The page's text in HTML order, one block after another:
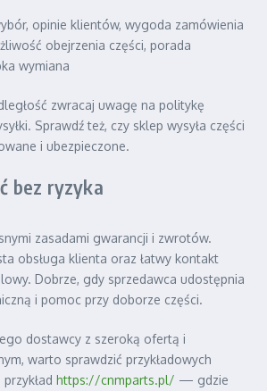
opinie klientów, wygoda zamówienia
obejrzenia części, porada
wymiana
zwracaj uwagę na politykę
Sprawdź też, czy sklep wysyła części
i ubezpieczone.
bez ryzyka
zasadami gwarancji i zwrotów.
obsługa klienta oraz łatwy kontakt
Dobrze, gdy sprzedawca udostępnia
i pomoc przy doborze części.
dostawcy z szeroką ofertą i
warto sprawdzić przykładowych
https://cnmparts.pl/ — gdzie